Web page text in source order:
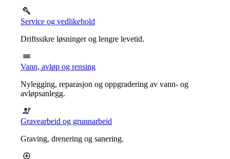
Service og vedlikehold
Driftssikre løsninger og lengre levetid.
Vann, avløp og rensing
Nylegging, reparasjon og oppgradering av vann- og
avløpsanlegg.
Gravearbeid og grunnarbeid
Graving, drenering og sanering.